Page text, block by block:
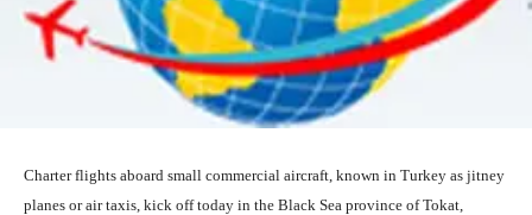
Charter flights aboard small commercial aircraft, known in Turkey as jitney
planes or air taxis, kick off today in the Black Sea province of Tokat,